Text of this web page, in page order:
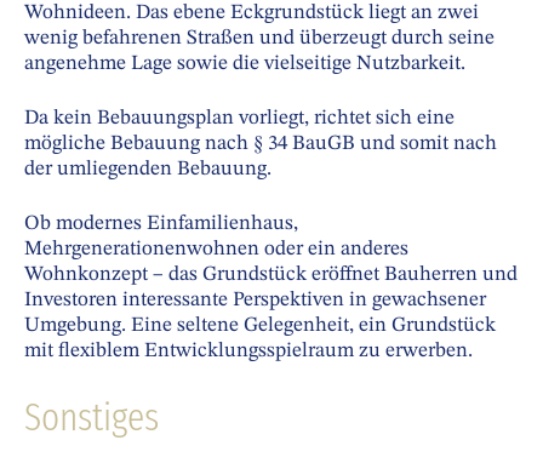
Wohnideen. Das ebene Eckgrundstück liegt an zwei
wenig befahrenen Straßen und überzeugt durch seine
angenehme Lage sowie die vielseitige Nutzbarkeit.
Da kein Bebauungsplan vorliegt, richtet sich eine
mögliche Bebauung nach § 34 BauGB und somit nach
der umliegenden Bebauung.
Ob modernes Einfamilienhaus,
Mehrgenerationenwohnen oder ein anderes
Wohnkonzept – das Grundstück eröffnet Bauherren und
Investoren interessante Perspektiven in gewachsener
Umgebung. Eine seltene Gelegenheit, ein Grundstück
mit flexiblem Entwicklungsspielraum zu erwerben.
Sonstiges